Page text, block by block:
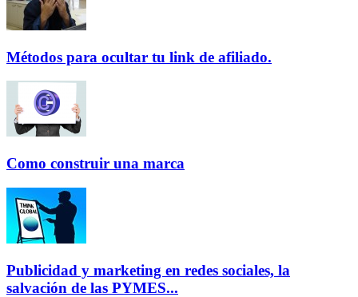
Métodos para ocultar tu link de afiliado.
Como construir una marca
Publicidad y marketing en redes sociales, la
salvación de las PYMES...